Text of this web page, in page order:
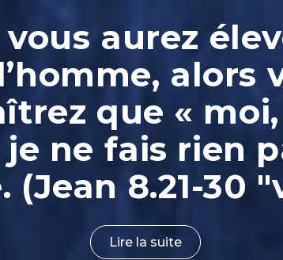
aurez
alors
que «
ne fais rien
(Jean 8.21-30
Lire la suite